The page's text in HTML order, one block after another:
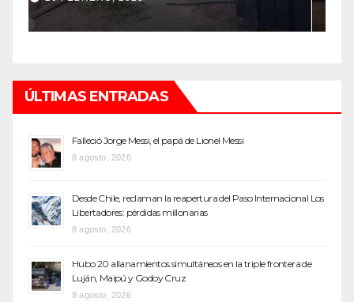
ÚLTIMAS ENTRADAS
Falleció Jorge Messi, el papá de Lionel Messi
8 agosto, 2026
Desde Chile, reclaman la reapertura del Paso Internacional Los
Libertadores: pérdidas millonarias
8 agosto, 2026
Hubo 20 allanamientos simultáneos en la triple frontera de
Luján, Maipú y Godoy Cruz
8 agosto, 2026